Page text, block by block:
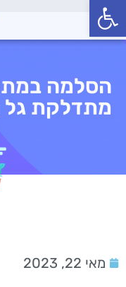
פתח סרגל
הסלמה
מתדלקת גל
מאי 22, 2023